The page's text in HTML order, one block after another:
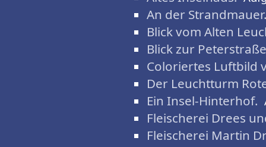
An der
Blick vom Alten
Blick zur
Coloriertes Luftbild
Der Leuchtturm
Ein Insel-Hinterhof.
Fleischerei Drees
Fleischerei Martin